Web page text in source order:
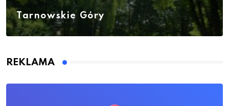
Tarnowskie Góry
REKLAMA